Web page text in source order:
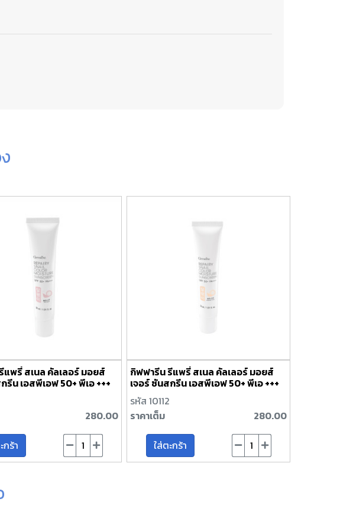
พรี่ สเนล คัลเลอร์ มอยส์
รีน เอสพีเอฟ 50+ พีเอ +++
280.00
กร้า
กิฟฟารีน รีแพรี่ สเนล คัลเลอร์ มอยส์
เจอร์ ซันสกรีน เอสพีเอฟ 50+ พีเอ +++
รหัส 10112
ราคาเต็ม
280.00
ใส่ตะกร้า